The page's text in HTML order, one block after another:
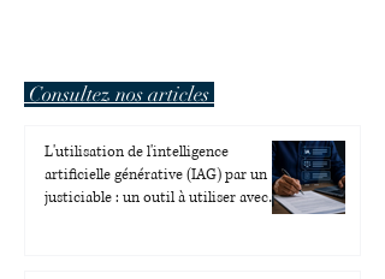
Consultez nos articles
L'utilisation de l'intelligence
artificielle générative (IAG) par un
justiciable : un outil à utiliser avec